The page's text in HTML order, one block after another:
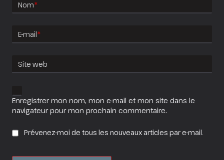
Nom*
E-mail*
Site web
Enregistrer mon nom, mon e-mail et mon site dans le
navigateur pour mon prochain commentaire.
Prévenez-moi de tous les nouveaux articles par e-mail.